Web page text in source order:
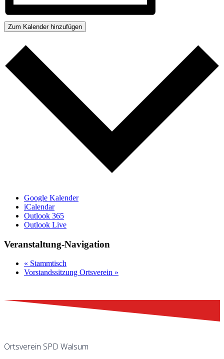
Zum Kalender hinzufügen
Google Kalender
iCalendar
Outlook 365
Outlook Live
Veranstaltung-Navigation
« Stammtisch
Vorstandssitzung Ortsverein »
Ortsverein SPD Walsum